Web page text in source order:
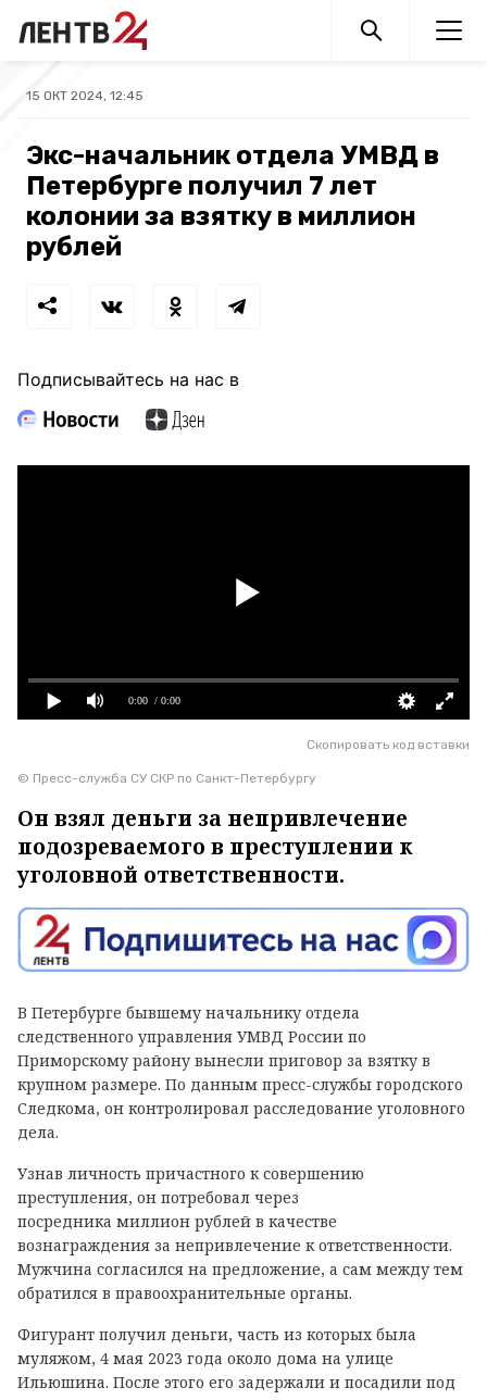
15 ОКТ 2024, 12:45
Экс-начальник отдела УМВД в
Петербурге получил 7 лет
колонии за взятку в миллион
рублей
Подписывайтесь на нас в
0:00 / 0:00
Скопировать код вставки
© Пресс-служба СУ СКР по Санкт-Петербургу
Он взял деньги за непривлечение
подозреваемого в преступлении к
уголовной ответственности.
В Петербурге бывшему начальнику отдела
следственного управления УМВД России по
Приморскому району вынесли приговор за взятку в
крупном размере. По данным пресс-службы городского
Следкома, он контролировал расследование уголовного
дела.
Узнав личность причастного к совершению
преступления, он потребовал через
посредника миллион рублей в качестве
вознаграждения за непривлечение к ответственности.
Мужчина согласился на предложение, а сам между тем
обратился в правоохранительные органы.
Фигурант получил деньги, часть из которых была
муляжом, 4 мая 2023 года около дома на улице
Ильюшина. После этого его задержали и посадили под